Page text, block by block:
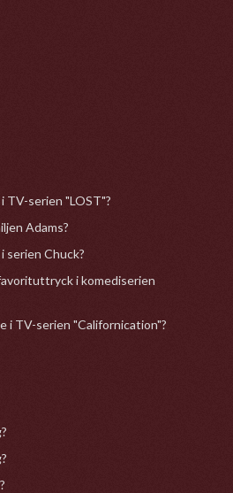
TV-serien "LOST"?
Adams?
serien Chuck?
i komediserien
i TV-serien "Californication"?